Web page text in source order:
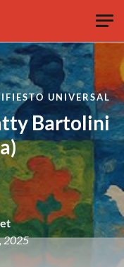
UNIVERSAL
Bartolini
2025